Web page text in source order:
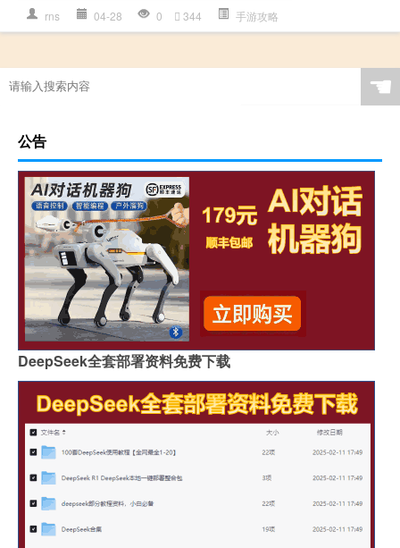
rns 04-28 0 344 手游攻略
☚
公告
DeepSeek全套部署资料免费下载